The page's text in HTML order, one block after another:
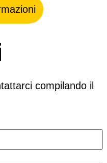
compilando il